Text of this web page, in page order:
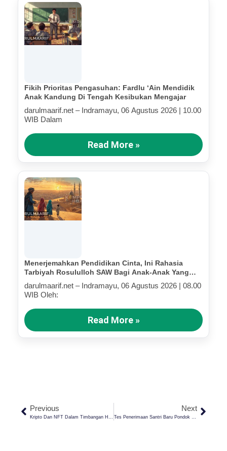
Fikih Prioritas Pengasuhan: Fardlu ‘Ain Mendidik
Anak Kandung Di Tengah Kesibukan Mengajar
darulmaarif.net – Indramayu, 06 Agustus 2026 | 10.00
WIB Dalam
Read More »
Menerjemahkan Pendidikan Cinta, Ini Rahasia
Tarbiyah Rosululloh SAW Bagi Anak-Anak Yang
Terluka (Bagian IV)
darulmaarif.net – Indramayu, 06 Agustus 2026 | 08.00
WIB Oleh:
Read More »
Previous Next